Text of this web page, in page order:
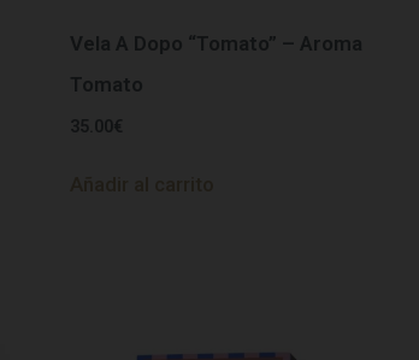
Vela A Dopo “Tomato” – Aroma
Tomato
35.00 €